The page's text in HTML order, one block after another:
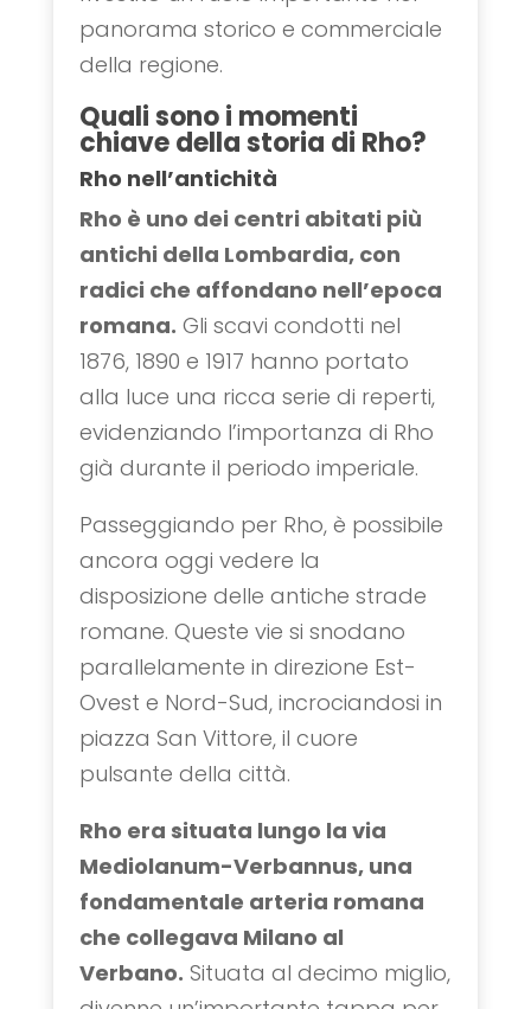
panorama storico e commerciale
della regione.
Quali sono i momenti
chiave della storia di Rho?
Rho nell’antichità
Rho è uno dei centri abitati più
antichi della Lombardia, con
radici che affondano nell’epoca
romana. Gli scavi condotti nel
1876, 1890 e 1917 hanno portato
alla luce una ricca serie di reperti,
evidenziando l’importanza di Rho
già durante il periodo imperiale.
Passeggiando per Rho, è possibile
ancora oggi vedere la
disposizione delle antiche strade
romane. Queste vie si snodano
parallelamente in direzione Est-
Ovest e Nord-Sud, incrociandosi in
piazza San Vittore, il cuore
pulsante della città.
Rho era situata lungo la via
Mediolanum-Verbannus, una
fondamentale arteria romana
che collegava Milano al
Verbano. Situata al decimo miglio,